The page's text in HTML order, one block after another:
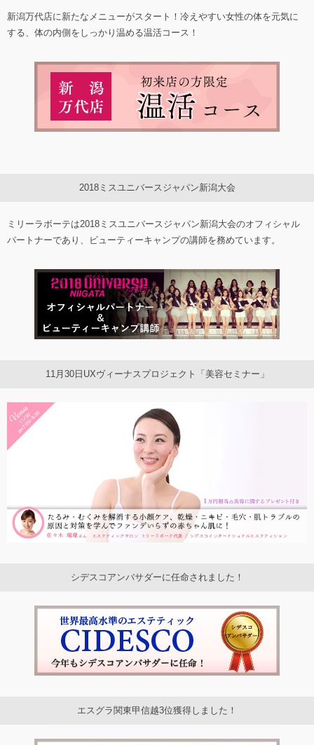
新潟万代店に新たなメニューがスタート！冷えやすい女性の体を元気に
する、体の内側をしっかり温める温活コース！
2018ミスユニバースジャパン新潟大会
ミリーラボーテは2018ミスユニバースジャパン新潟大会のオフィシャル
パートナーであり、ビューティーキャンプの講師を務めています。
11月30日UXヴィーナスプロジェクト「美容セミナー」
シデスコアンバサダーに任命されました！
エスグラ関東甲信越3位獲得しました！